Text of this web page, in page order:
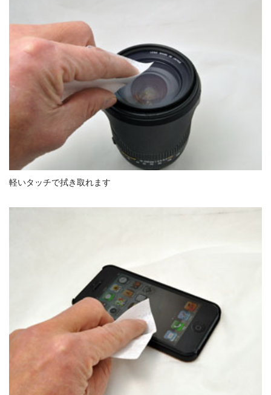
軽いタッチで拭き取れます